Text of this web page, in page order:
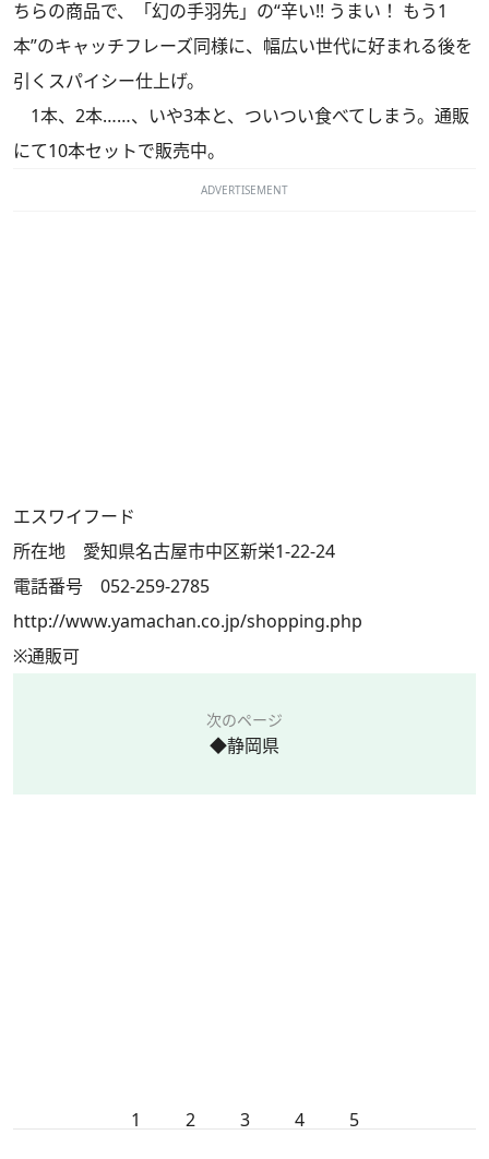
ちらの商品で、「幻の手羽先」の“辛い!! うまい！ もう1
本”のキャッチフレーズ同様に、幅広い世代に好まれる後を
引くスパイシー仕上げ。
1本、2本……、いや3本と、ついつい食べてしまう。通販
にて10本セットで販売中。
ADVERTISEMENT
エスワイフード
所在地 愛知県名古屋市中区新栄1-22-24
電話番号 052-259-2785
http://www.yamachan.co.jp/shopping.php
※通販可
次のページ
◆静岡県
1 2 3 4 5